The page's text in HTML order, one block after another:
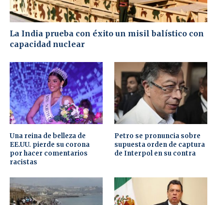
La India prueba con éxito un misil balístico con
capacidad nuclear
Una reina de belleza de
EE.UU. pierde su corona
por hacer comentarios
racistas
Petro se pronuncia sobre
supuesta orden de captura
de Interpol en su contra